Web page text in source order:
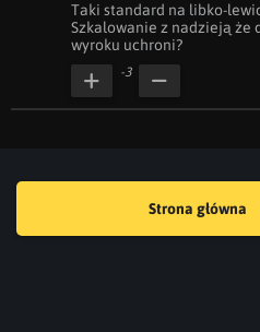
Taki standard na libko-
Szkalowanie z nadzieją że
wyroku uchroni?
-3
Strona główna